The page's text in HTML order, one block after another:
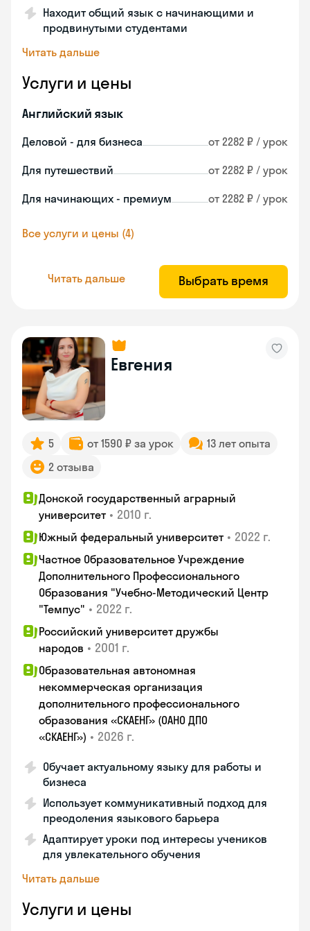
Находит общий язык с начинающими и
продвинутыми студентами
Читать дальше
Услуги и цены
Английский язык
Деловой - для бизнеса от 2282 ₽ / урок
Для путешествий от 2282 ₽ / урок
Для начинающих - премиум от 2282 ₽ / урок
Все услуги и цены (4)
Читать дальше Выбрать время
Евгения
5 от 1590 ₽ за урок
13 лет опыта
2 отзыва
Донской государственный аграрный
университет • 2010 г.
Южный федеральный университет • 2022 г.
Частное Образовательное Учреждение
Дополнительного Профессионального
Образования "Учебно-Методический Центр
"Темпус" • 2022 г.
Российский университет дружбы
народов • 2001 г.
Образовательная автономная
некоммерческая организация
дополнительного профессионального
образования «СКАЕНГ» (ОАНО ДПО
«СКАЕНГ») • 2026 г.
Обучает актуальному языку для работы и
бизнеса
Использует коммуникативный подход для
преодоления языкового барьера
Адаптирует уроки под интересы учеников
для увлекательного обучения
Читать дальше
Услуги и цены